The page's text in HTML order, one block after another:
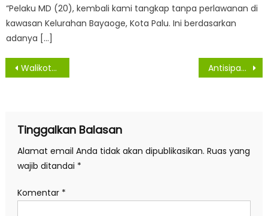
“Pelaku MD (20), kembali kami tangkap tanpa perlawanan di
kawasan Kelurahan Bayaoge, Kota Palu. Ini berdasarkan
adanya […]
Navigasi
Walikota Hadiri Musda Ke-IX MUI Tebing Tinggi Antisipasi Libur Panjang, Gugus Tugas Covid-19 Pemko Tebing Tinggi Gelar Rapat Koordinasi
Tinggalkan Balasan
Alamat email Anda tidak akan dipublikasikan. Ruas yang
wajib ditandai *
Komentar *